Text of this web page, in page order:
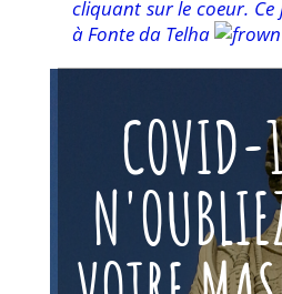
cliquant sur le coeur.
à Fonte da Telha